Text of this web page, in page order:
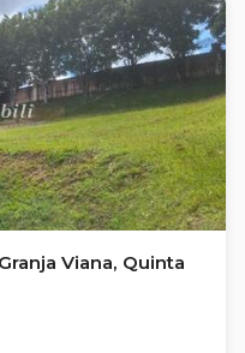
Viana, Quinta